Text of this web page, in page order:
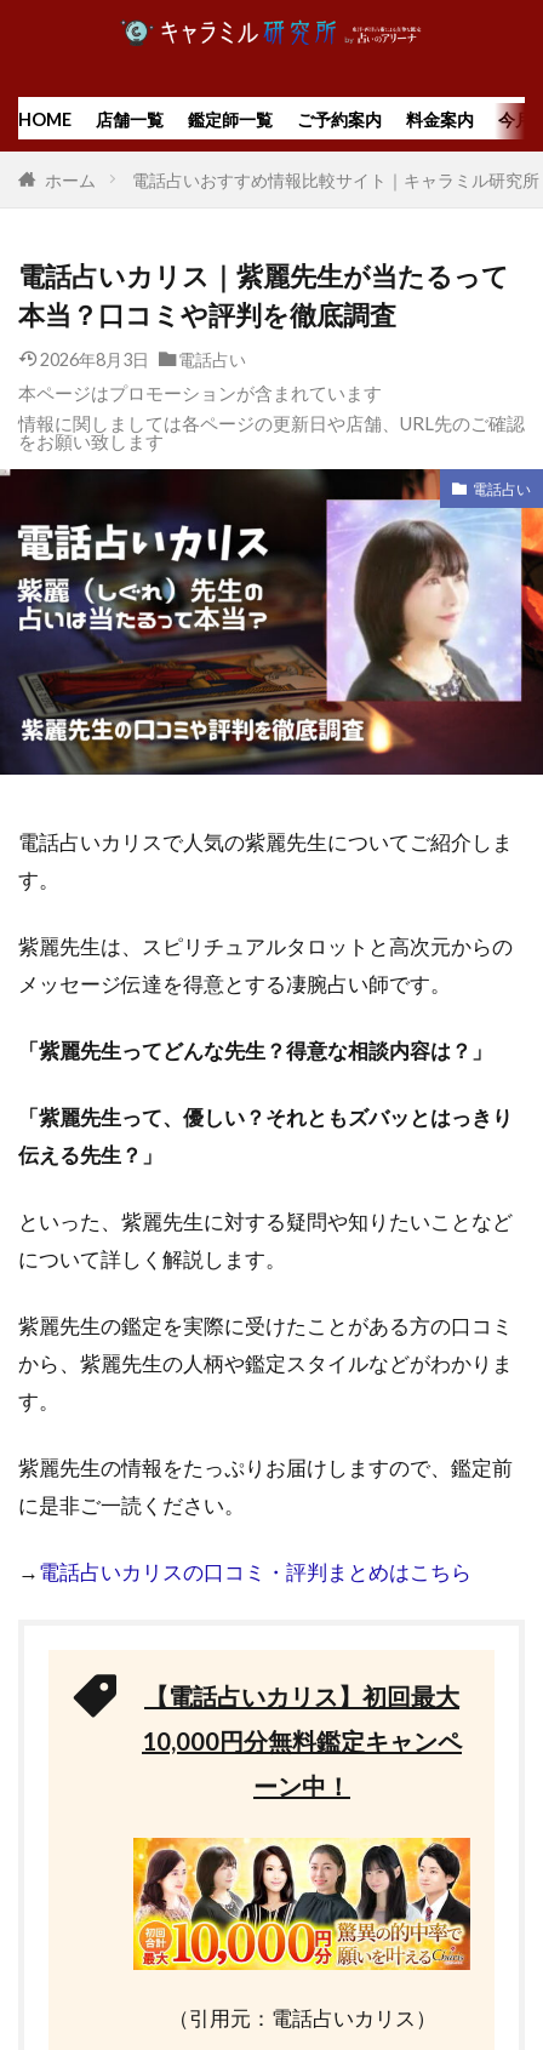
HOME 店舗一覧 鑑定師一覧 ご予約案内 料金案内 今月
ホーム 電話占いおすすめ情報比較サイト｜キャラミル研究所
電話占いカリス｜紫麗先生が当たるって
本当？口コミや評判を徹底調査
2026年8月3日 電話占い
本ページはプロモーションが含まれています
情報に関しましては各ページの更新日や店舗、URL先のご確認
をお願い致します
電話占い
電話占いカリスで人気の紫麗先生についてご紹介しま
す。
紫麗先生は、スピリチュアルタロットと高次元からの
メッセージ伝達を得意とする凄腕占い師です。
「紫麗先生ってどんな先生？得意な相談内容は？」
「紫麗先生って、優しい？それともズバッとはっきり
伝える先生？」
といった、紫麗先生に対する疑問や知りたいことなど
について詳しく解説します。
紫麗先生の鑑定を実際に受けたことがある方の口コミ
から、紫麗先生の人柄や鑑定スタイルなどがわかりま
す。
紫麗先生の情報をたっぷりお届けしますので、鑑定前
に是非ご一読ください。
→電話占いカリスの口コミ・評判まとめはこちら
【電話占いカリス】初回最大
10,000円分無料鑑定キャンペ
ーン中！
（引用元：電話占いカリス）